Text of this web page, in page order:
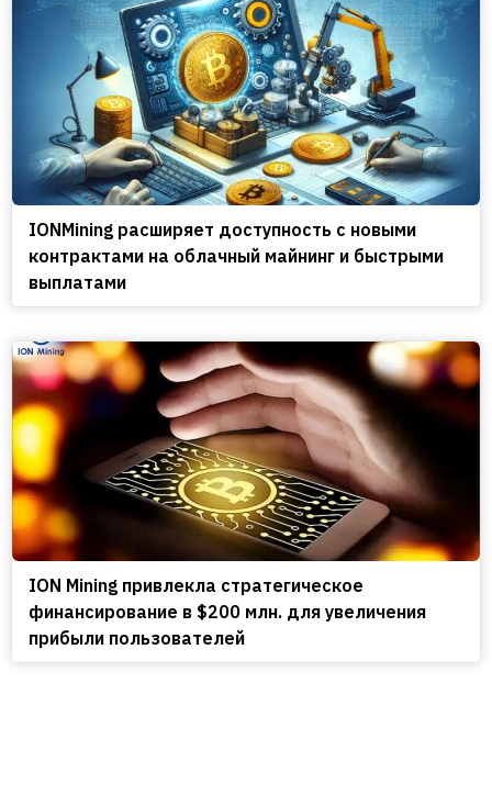
IONMining расширяет доступность с новыми
контрактами на облачный майнинг и быстрыми
выплатами
ION Mining привлекла стратегическое
финансирование в $200 млн. для увеличения
прибыли пользователей